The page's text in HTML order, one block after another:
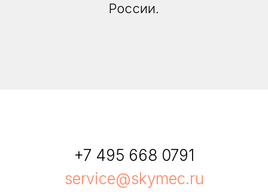
России.
+7 495 668 0791
service@skymec.ru